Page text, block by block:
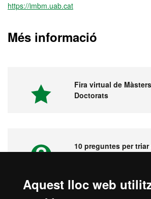
Aquest lloc web
https://imbm.uab.cat
Més informació
Fira virtual de
Doctorats
10 preguntes per